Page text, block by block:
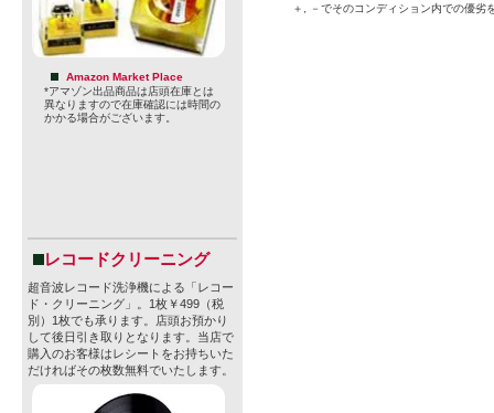
Amazon Market Place
*アマゾン出品商品は店頭在庫とは
異なりますので在庫確認には時間の
かかる場合がございます。
レコードクリーニング
超音波レコード洗浄機による「レコー
ド・クリーニング」。1枚￥499（税
別）1枚でも承ります。店頭お預かり
して後日引き取りとなります。当店で
購入のお客様はレシートをお持ちいた
だければその枚数無料でいたします。
＋, －でそのコンディション内での優劣